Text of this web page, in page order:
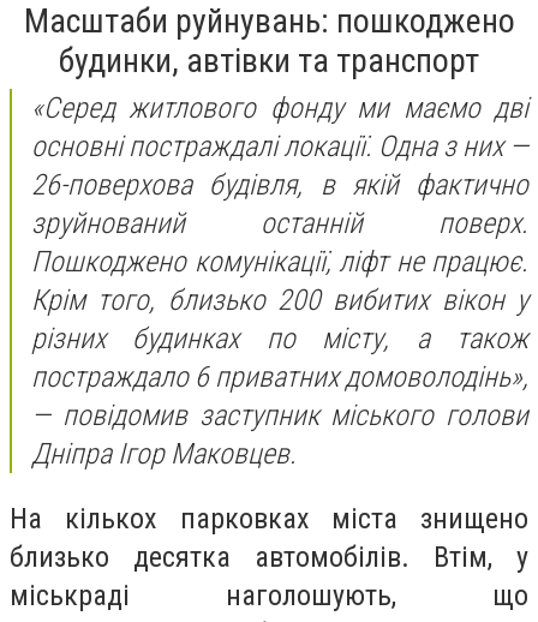
Масштаби руйнувань: пошкоджено
будинки, автівки та транспорт
«Серед житлового фонду ми маємо дві
основні постраждалі локації. Одна з них —
26-поверхова будівля, в якій фактично
зруйнований останній поверх.
Пошкоджено комунікації, ліфт не працює.
Крім того, близько 200 вибитих вікон у
різних будинках по місту, а також
постраждало 6 приватних домоволодінь»,
—повідомив заступник міського голови
Дніпра Ігор Маковцев.
На кількох парковках міста знищено
близько десятка автомобілів. Втім, у
міськраді наголошують, що